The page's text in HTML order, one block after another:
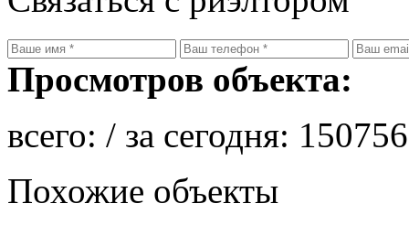
Просмотров объекта:
всего: / за сегодня:
Похожие объекты